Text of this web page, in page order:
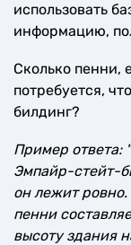
использовать
информацию,
Сколько пенни,
потребуется,
билдинг?
Пример ответа:
Эмпайр-стейт-
он лежит
пенни
высоту здания